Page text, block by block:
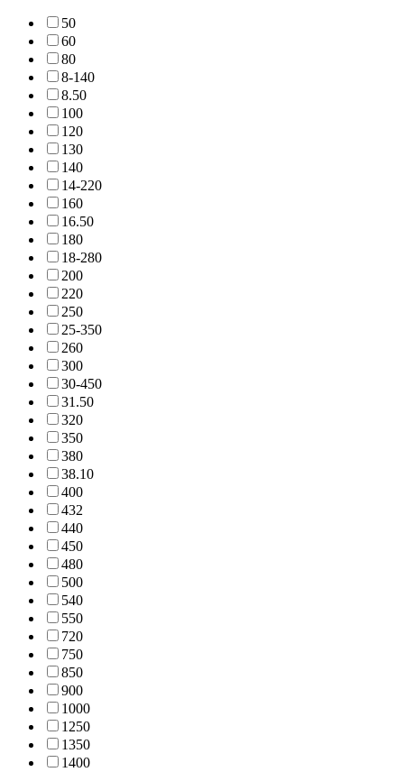
50
60
80
8-140
8.50
100
120
130
140
14-220
160
16.50
180
18-280
200
220
250
25-350
260
300
30-450
31.50
320
350
380
38.10
400
432
440
450
480
500
540
550
720
750
850
900
1000
1250
1350
1400